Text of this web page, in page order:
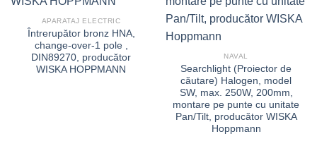
APARATAJ ELECTRIC
Întrerupător bronz HNA,
change-over-1 pole ,
DIN89270, producător
WISKA HOPPMANN
NAVAL
Searchlight (Proiector de
căutare) Halogen, model
SW, max. 250W, 200mm,
montare pe punte cu unitate
Pan/Tilt, producător WISKA
Hoppmann